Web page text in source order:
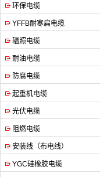
环保电缆
YFFB耐寒扁电缆
辐照电缆
耐油电缆
防腐电缆
起重机电缆
光伏电缆
阻燃电缆
安装线（布电线）
YGC硅橡胶电缆